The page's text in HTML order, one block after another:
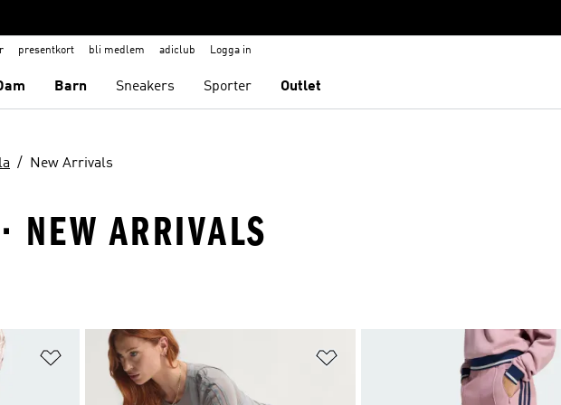
presentkort bli medlem adiclub Logga in
Barn Sneakers Sporter Outlet
New Arrivals
NEW ARRIVALS
Lägg till på önskelistan Lägg till på önskelistan